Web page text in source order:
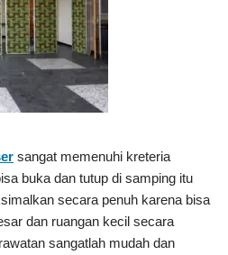
sangat memenuhi kreteria
buka dan tutup di samping itu
secara penuh karena bisa
dan ruangan kecil secara
sangatlah mudah dan